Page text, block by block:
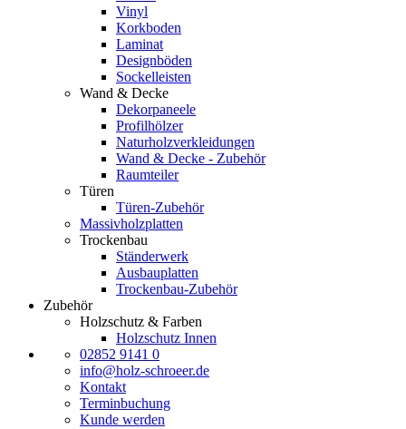
Vinyl
Korkboden
Laminat
Designböden
Sockelleisten
Wand & Decke
Dekorpaneele
Profilhölzer
Naturholzverkleidungen
Wand & Decke - Zubehör
Raumteiler
Türen
Türen-Zubehör
Massivholzplatten
Trockenbau
Ständerwerk
Ausbauplatten
Trockenbau-Zubehör
Zubehör
Holzschutz & Farben
Holzschutz Innen
02852 9141 0
info@holz-schroeer.de
Kontakt
Terminbuchung
Kunde werden